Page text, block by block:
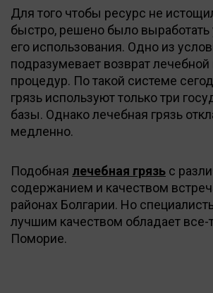
Для того чтобы ресурс не
быстро, решено было выработать
его использования. Одно из
подразумевает возврат лечебной
процедур. По такой системе
грязь используют только три
базы. Однако лечебная грязь
медленно.
Подобная лечебная грязь с
содержанием и качеством
районах Болгарии. Но
лучшим качеством обладает все-
Поморие.